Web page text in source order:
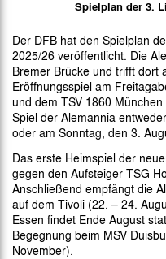
Spielplan der 3.
Der DFB hat den Spielplan
2025/26 veröffentlicht. Die
Bremer Brücke und trifft dort
Eröffnungsspiel am
und dem TSV 1860
Spiel der Alemannia
oder am Sonntag, den 3.
Das erste Heimspiel der
gegen den Aufsteiger TSG
Anschließend empfängt die
auf dem Tivoli (22. – 24.
Essen findet Ende August
Begegnung beim MSV
November).